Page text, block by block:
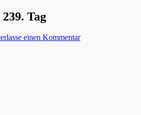
Tag
einen Kommentar